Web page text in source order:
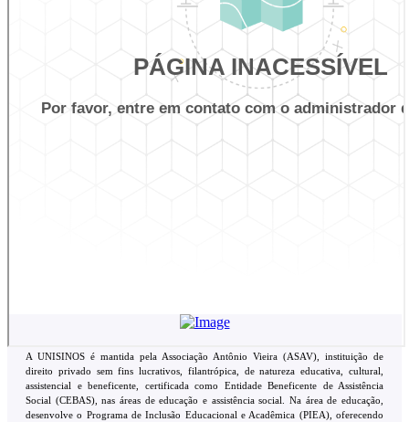
A UNISINOS é mantida pela Associação Antônio Vieira (ASAV), instituição de
direito privado sem fins lucrativos, filantrópica, de natureza educativa, cultural,
assistencial e beneficente, certificada como Entidade Beneficente de Assistência
Social (CEBAS), nas áreas de educação e assistência social. Na área de educação,
desenvolve o Programa de Inclusão Educacional e Acadêmica (PIEA), oferecendo